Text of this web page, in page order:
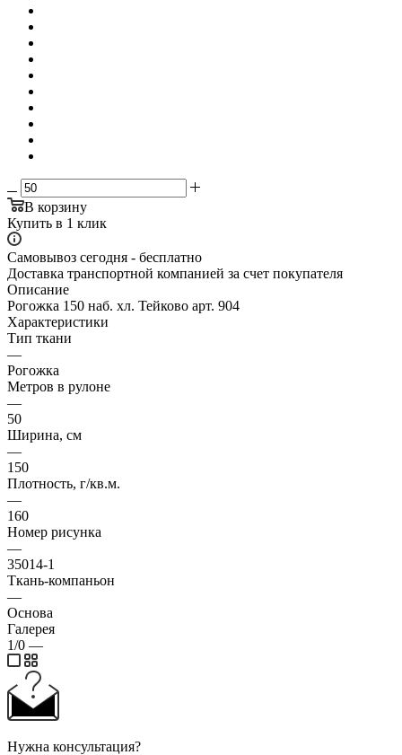
В корзину
Купить в 1 клик
Самовывоз сегодня - бесплатно
Доставка транспортной компанией за счет покупателя
Описание
Рогожка 150 наб. хл. Тейково арт. 904
Характеристики
Тип ткани
—
Рогожка
Метров в рулоне
—
50
Ширина, см
—
150
Плотность, г/кв.м.
—
160
Номер рисунка
—
35014-1
Ткань-компаньон
—
Основа
Галерея
1/0 —
Нужна консультация?